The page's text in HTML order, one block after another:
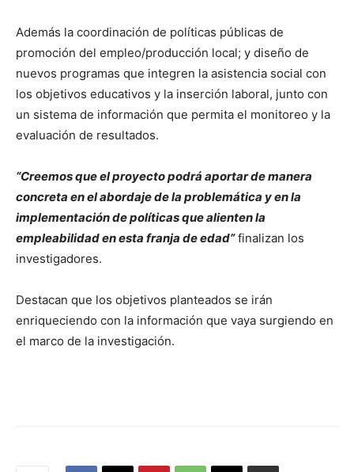
Además la coordinación de políticas públicas de
promoción del empleo/producción local; y diseño de
nuevos programas que integren la asistencia social con
los objetivos educativos y la inserción laboral, junto con
un sistema de información que permita el monitoreo y la
evaluación de resultados.
“Creemos que el proyecto podrá aportar de manera
concreta en el abordaje de la problemática y en la
implementación de políticas que alienten la
empleabilidad en esta franja de edad”finalizan los
investigadores.
Destacan que los objetivos planteados se irán
enriqueciendo con la información que vaya surgiendo en
el marco de la investigación.